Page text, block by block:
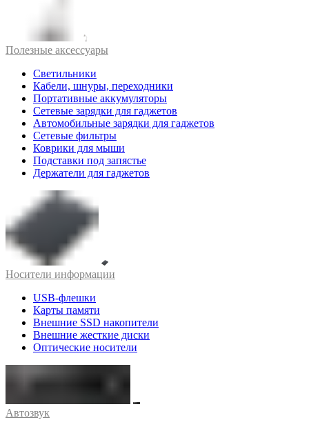
Полезные аксессуары
Светильники
Кабели, шнуры, переходники
Портативные аккумуляторы
Сетевые зарядки для гаджетов
Автомобильные зарядки для гаджетов
Сетевые фильтры
Коврики для мыши
Подставки под запястье
Держатели для гаджетов
Носители информации
USB-флешки
Карты памяти
Внешние SSD накопители
Внешние жесткие диски
Оптические носители
Автозвук